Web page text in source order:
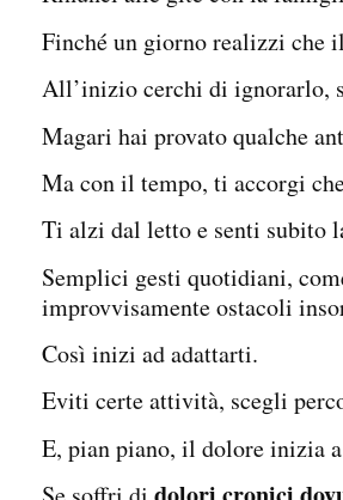
Finché un giorno realizzi che
All’inizio cerchi di ignorarlo,
Magari hai provato qualche
Ma con il tempo, ti accorgi
Ti alzi dal letto e senti subito
Semplici gesti quotidiani,
improvvisamente ostacoli
Così inizi ad adattarti.
Eviti certe attività, scegli
E, pian piano, il dolore inizia